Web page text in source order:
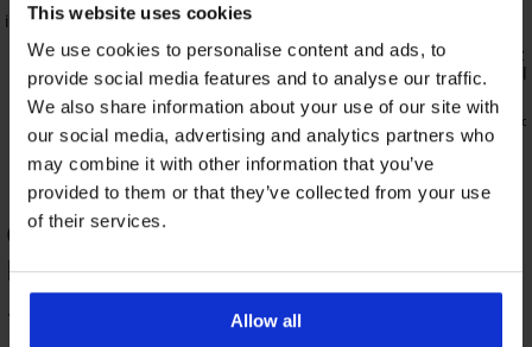
This website uses cookies
We use cookies to personalise content and ads, to
provide social media features and to analyse our traffic.
We also share information about your use of our site with
our social media, advertising and analytics partners who
may combine it with other information that you’ve
provided to them or that they’ve collected from your use
of their services.
Allow all
T-
Biustonosz Spacer Flexicup Dotted
Mesh II
185,99 zł
139,49 zł kod: ALL25
Biustonosz
Control
185,99 zł
139,49 zł
OCENA PRODUKTU Szorty kąpielowe
Parker
100